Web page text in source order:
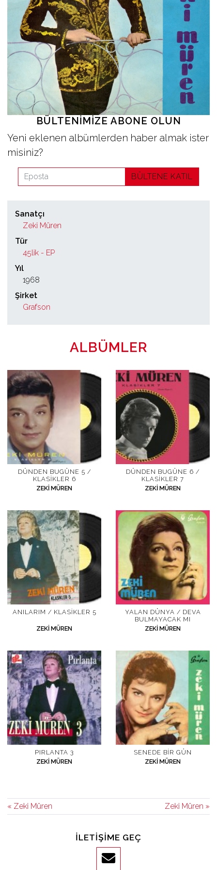
İletişim
en
BÜLTENIMIZE ABONE OLUN
Yeni eklenen albümlerden haber almak ister
misiniz?
BÜLTENE KATIL
Sanatçı
Zeki Müren
Tür
45lik - EP
Yıl
1968
Şirket
Grafson
ALBÜMLER
DÜNDEN BUGÜNE 5 /
KLASIKLER 6
ZEKI MÜREN
DÜNDEN BUGÜNE 6 /
KLASIKLER 7
ZEKI MÜREN
ANILARIM / KLASIKLER 5
ZEKI MÜREN
YALAN DÜNYA / DEVA
BULMAYACAK MI
ZEKI MÜREN
PIRLANTA 3
ZEKI MÜREN
SENEDE BIR GÜN
ZEKI MÜREN
« Zeki Müren Zeki Müren »
İLETIŞIME GEÇ